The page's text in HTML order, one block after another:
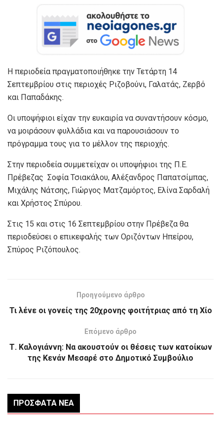
Η περιοδεία πραγματοποιήθηκε την Τετάρτη 14
Σεπτεμβρίου στις περιοχές Ριζοβούνι, Γαλατάς, Ζερβό
και Παπαδάκης.
Οι υποψήφιοι είχαν την ευκαιρία να συναντήσουν κόσμο,
να μοιράσουν φυλλάδια και να παρουσιάσουν το
πρόγραμμα τους για το μέλλον της περιοχής.
Στην περιοδεία συμμετείχαν οι υποψήφιοι της Π.Ε.
Πρέβεζας Σοφία Τσιακάλου, Αλέξανδρος Παπατσίμπας,
Μιχάλης Νάτσης, Γιώργος Ματζαμόρτος, Ελίνα Σαρδαλή
και Χρήστος Σπύρου.
Στις 15 και στις 16 Σεπτεμβρίου στην Πρέβεζα θα
περιοδεύσει ο επικεφαλής των Οριζόντων Ηπείρου,
Σπύρος Ριζόπουλος.
Προηγούμενο άρθρο
Τι λένε οι γονείς της 20χρονης φοιτήτριας από τη Χίο
Επόμενο άρθρο
Τ. Καλογιάννη: Να ακουστούν οι θέσεις των κατοίκων
της Κενάν Μεσαρέ στο Δημοτικό Συμβούλιο
ΠΡΌΣΦΑΤΑ ΝΈΑ